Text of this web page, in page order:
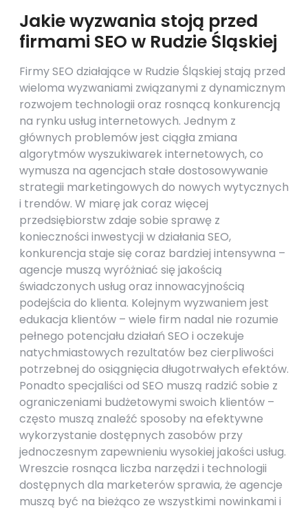
Jakie wyzwania stoją przed
firmami SEO w Rudzie Śląskiej
Firmy SEO działające w Rudzie Śląskiej stają przed
wieloma wyzwaniami związanymi z dynamicznym
rozwojem technologii oraz rosnącą konkurencją
na rynku usług internetowych. Jednym z
głównych problemów jest ciągła zmiana
algorytmów wyszukiwarek internetowych, co
wymusza na agencjach stałe dostosowywanie
strategii marketingowych do nowych wytycznych
i trendów. W miarę jak coraz więcej
przedsiębiorstw zdaje sobie sprawę z
konieczności inwestycji w działania SEO,
konkurencja staje się coraz bardziej intensywna –
agencje muszą wyróżniać się jakością
świadczonych usług oraz innowacyjnością
podejścia do klienta. Kolejnym wyzwaniem jest
edukacja klientów – wiele firm nadal nie rozumie
pełnego potencjału działań SEO i oczekuje
natychmiastowych rezultatów bez cierpliwości
potrzebnej do osiągnięcia długotrwałych efektów.
Ponadto specjaliści od SEO muszą radzić sobie z
ograniczeniami budżetowymi swoich klientów –
często muszą znaleźć sposoby na efektywne
wykorzystanie dostępnych zasobów przy
jednoczesnym zapewnieniu wysokiej jakości usług.
Wreszcie rosnąca liczba narzędzi i technologii
dostępnych dla marketerów sprawia, że agencje
muszą być na bieżąco ze wszystkimi nowinkami i